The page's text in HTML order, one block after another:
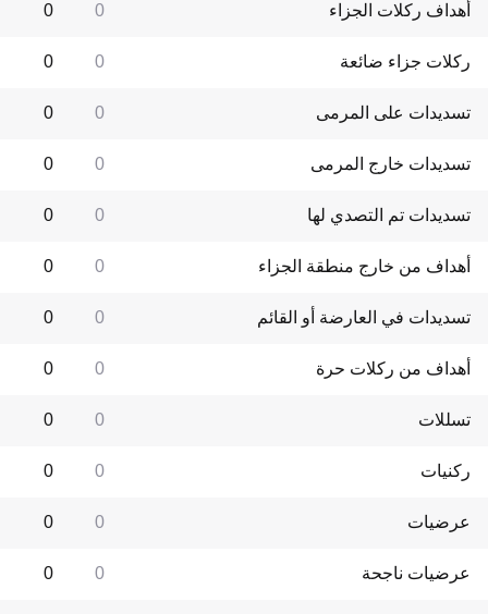
أهداف ركلات الجزاء 0
0
ركلات جزاء ضائعة 0
0
تسديدات على المرمى 0
0
تسديدات خارج المرمى 0
0
تسديدات تم التصدي لها 0
0
أهداف من خارج منطقة الجزاء 0
0
تسديدات في العارضة أو القائم 0
0
أهداف من ركلات حرة 0
0
تسللات 0
0
ركنيات 0
0
عرضيات 0
0
عرضيات ناجحة 0
0